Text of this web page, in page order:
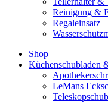
Reinigung &
Regaleinsatz
Shop
Küchenschubladen
LeMans